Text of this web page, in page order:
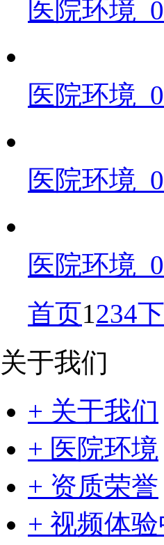
医院环境
医院环境
医院环境
医院环境
首页1234
关于我们
+ 关于我们
+ 医院环境
+ 资质荣誉
+ 视频体